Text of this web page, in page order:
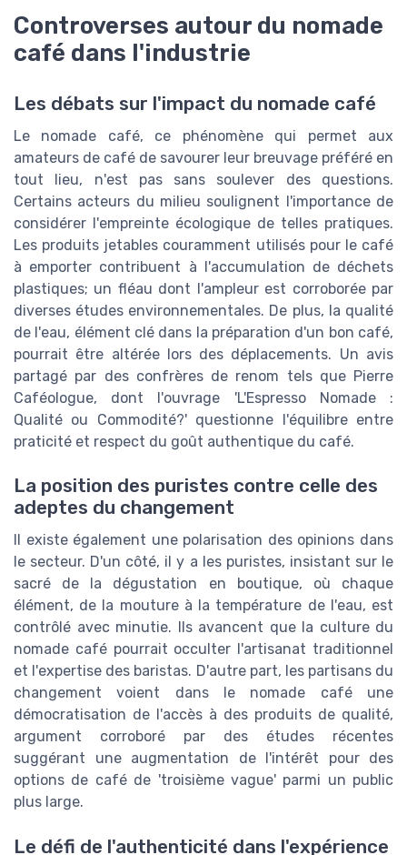
Controverses autour du nomade
café dans l'industrie
Les débats sur l'impact du nomade café
Le nomade café, ce phénomène qui permet aux
amateurs de café de savourer leur breuvage préféré en
tout lieu, n'est pas sans soulever des questions.
Certains acteurs du milieu soulignent l'importance de
considérer l'empreinte écologique de telles pratiques.
Les produits jetables couramment utilisés pour le café
à emporter contribuent à l'accumulation de déchets
plastiques; un fléau dont l'ampleur est corroborée par
diverses études environnementales. De plus, la qualité
de l'eau, élément clé dans la préparation d'un bon café,
pourrait être altérée lors des déplacements. Un avis
partagé par des confrères de renom tels que Pierre
Caféologue, dont l'ouvrage 'L'Espresso Nomade :
Qualité ou Commodité?' questionne l'équilibre entre
praticité et respect du goût authentique du café.
La position des puristes contre celle des
adeptes du changement
Il existe également une polarisation des opinions dans
le secteur. D'un côté, il y a les puristes, insistant sur le
sacré de la dégustation en boutique, où chaque
élément, de la mouture à la température de l'eau, est
contrôlé avec minutie. Ils avancent que la culture du
nomade café pourrait occulter l'artisanat traditionnel
et l'expertise des baristas. D'autre part, les partisans du
changement voient dans le nomade café une
démocratisation de l'accès à des produits de qualité,
argument corroboré par des études récentes
suggérant une augmentation de l'intérêt pour des
options de café de 'troisième vague' parmi un public
plus large.
Le défi de l'authenticité dans l'expérience